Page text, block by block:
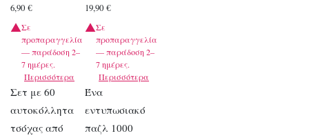
6,90 €
Σε
προπαραγγελία
— παράδοση 2–
7 ημέρες.
Περισσότερα
Σετ με 60
αυτοκόλλητα
τσόχας από
19,90€
Σε
προπαραγγελία
— παράδοση 2–
7 ημέρες.
Περισσότερα
Ένα
εντυπωσιακό
παζλ 1000